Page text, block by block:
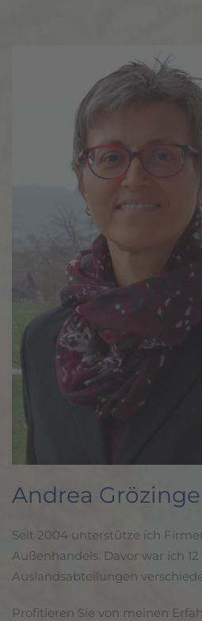
Andrea
Seit 2004 unterstütze ich
Außenhandels. Davor war ich
Auslandsabteilungen
Profitieren Sie von meinen